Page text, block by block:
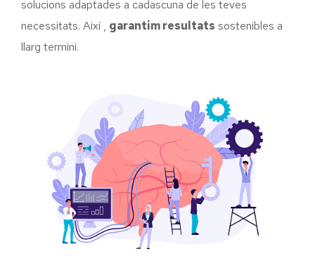
solucions adaptades a cadascuna de les teves
necessitats. Així , garantim resultats sostenibles a
llarg termini.